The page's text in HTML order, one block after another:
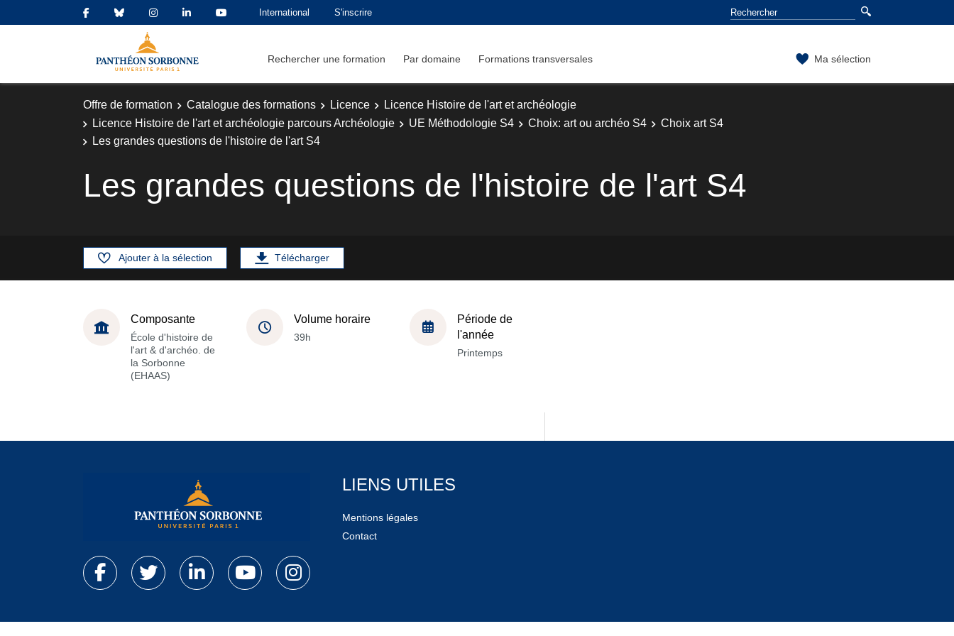
International S'inscrire
Rechercher une formation Par domaine Formations transversales Ma sélection
Offre de formation Catalogue des formations Licence
Licence Histoire de l'art et archéologie
Licence Histoire de l'art et archéologie parcours Archéologie
UE Méthodologie S4 Choix: art ou archéo S4
Choix art S4
Les grandes questions de l'histoire de l'art S4
Les grandes questions de l'histoire de l'art S4
Ajouter à la sélection Télécharger
Composante
École d'histoire de
l'art & d'archéo. de
la Sorbonne
(EHAAS)
Volume horaire
39h
Période de
l'année
Printemps
LIENS UTILES
Mentions légales
Contact